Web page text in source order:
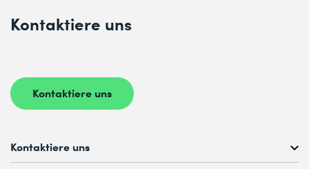
Kontaktiere uns
Kontaktiere uns
Kontaktiere uns